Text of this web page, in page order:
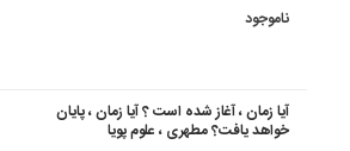
ناموجود
آیا زمان ، آغاز شده است ؟ آیا زمان ، پایان
خواهد یافت؟ مطهری ، علوم پویا